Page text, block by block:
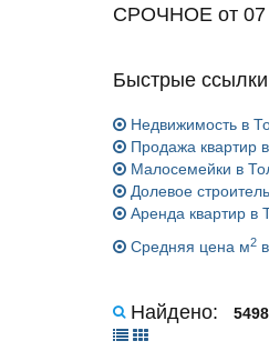
СРОЧНОЕ от 07
Быстрые ссылки
Недвижимость в
Продажа квартир
Малосемейки в
Долевое
Аренда квартир в
Средняя цена м2
Найдено: 5498